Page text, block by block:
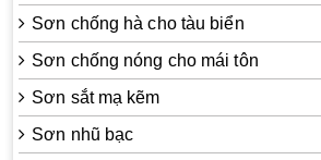
Sơn chống hà cho tàu biển
Sơn chống nóng cho mái tôn
Sơn sắt mạ kẽm
Sơn nhũ bạc